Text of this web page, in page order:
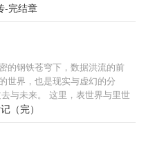
己都还是小孩儿，却莫名奇妙
年。这孩子并不麻烦，青春期
无迹可寻，智商极高，还有着
，无论是生活还是学习没有一
把家里打理得井井有条。只是,
的心眼儿多得有些让人害怕
钱，不要人吗。孽毒舌娘受是
娘腔》中的造型师者是个蛇精
了娘娘腔也没有扎作者小人，
黑的强健人士观看，（什么你
-完结章
的钢铁苍穹下，数据洪流的前
世界，也是现实与虚幻的分
与未来。 这里，表世界与里世
像是时间之墙近在眼前。 黑暗
啊我的朋友，我们不能用温柔
（完）